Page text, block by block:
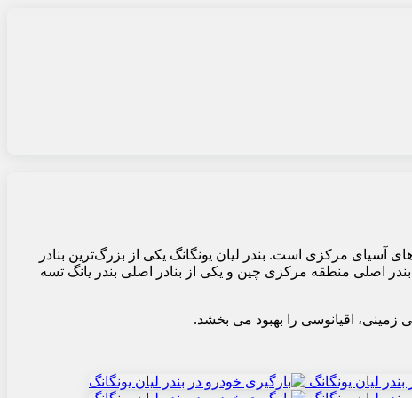
آسیای مرکزی است. بندر لیان یونگانگ یکی از بزرگ‌ترین بنادر
تجارت خارجی جهان است که بیشتر به استان‌های شاندونگ و جیانگشو خدمات عرضه می‌کند. این بندر به عنوان یکی از ۲۵ بندر مهم و ۱۲ بندر اصلی منطقه مرکزی چین و یکی از بنادر اصلی بندر یانگ تسه
زمینی، اقیانوسی را بهبود می بخشد.